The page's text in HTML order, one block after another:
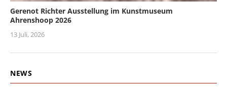
Gerenot Richter Ausstellung im Kunstmuseum
Ahrenshoop 2026
13 Juli, 2026
NEWS